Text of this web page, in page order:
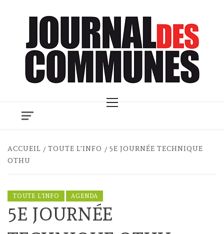
Menu
ACCUEIL TOUTE L'INFO
5E JOURNÉE TECHNIQUE
OTHU
TOUTE L'INFO AGENDA
5E JOURNÉE